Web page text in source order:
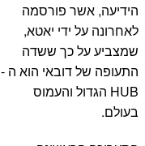
הידיעה, אשר פורסמה
לאחרונה על ידי יאטא,
שמצביע על כך ששדה
התעופה של דובאי הוא ה -
HUB הגדול והעמוס
בעולם.